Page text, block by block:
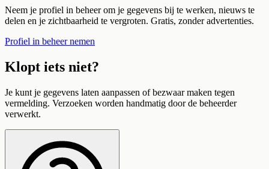
Neem je profiel in beheer om je gegevens bij te werken, nieuws te
delen en je zichtbaarheid te vergroten. Gratis, zonder advertenties.
Profiel in beheer nemen
Klopt iets niet?
Je kunt je gegevens laten aanpassen of bezwaar maken tegen
vermelding. Verzoeken worden handmatig door de beheerder
verwerkt.